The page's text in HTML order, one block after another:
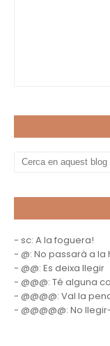
- sc: A la foguera!
- @: No passarà a la
- @@: Es deixa llegir
- @@@: Té alguna
- @@@@: Val la
- @@@@@: No